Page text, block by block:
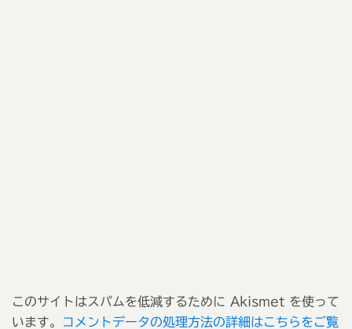
このサイトはスパムを低減するために Akismet を使って
います。
コメントデータの処理方法の詳細はこちらをご覧